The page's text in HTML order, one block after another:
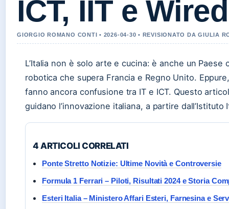
ICT, IIT e Wired
GIORGIO ROMANO CONTI • 2026-04-30 • REVISIONATO DA GIULIA
L’Italia non è solo arte e cucina: è anche un
robotica che supera Francia e Regno Unito.
fanno ancora confusione tra IT e ICT. Questo
guidano l’innovazione italiana, a partire dall’Istituto
4 ARTICOLI CORRELATI
Ponte Stretto Notizie: Ultime Novità e Controversie
Formula 1 Ferrari – Piloti, Risultati 2024 e Storia
Esteri Italia – Ministero Affari Esteri, Farnesina e